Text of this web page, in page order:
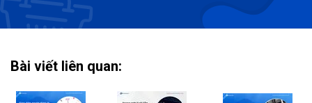
Bài viết liên quan: